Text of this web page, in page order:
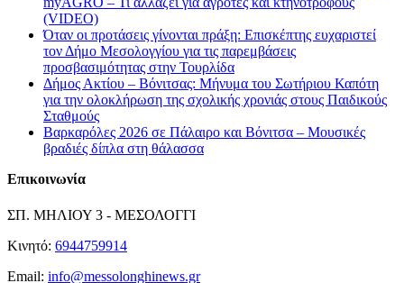
(VIDEO)
Όταν οι προτάσεις γίνονται πράξη: Επισκέπτης ευχαριστεί
τον Δήμο Μεσολογγίου για τις παρεμβάσεις
προσβασιμότητας στην Τουρλίδα
Δήμος Ακτίου – Βόνιτσας: Μήνυμα του Σωτήριου Καπότη
για την ολοκλήρωση της σχολικής χρονιάς στους Παιδικούς
Σταθμούς
Βαρκαρόλες 2026 σε Πάλαιρο και Βόνιτσα – Μουσικές
βραδιές δίπλα στη θάλασσα
Επικοινωνία
ΣΠ. ΜΗΛΙΟΥ 3 - ΜΕΣΟΛΟΓΓΙ
Κινητό: 6944759914
Email: info@messolonghinews.gr